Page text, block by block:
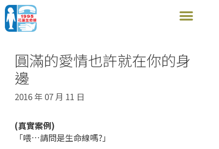
圓滿的愛情也許就在你的身
邊
2016 年 07 月 11 日
(真實案例)
「喂…請問是生命線嗎?」